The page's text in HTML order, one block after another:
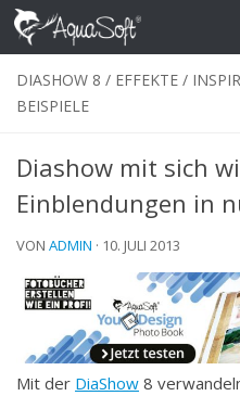
Skip to content
DIASHOW 8 / EFFEKTE /
BEISPIELE
Diashow mit sich
Einblendungen in
VON ADMIN · 10. JULI 2013
Mit der DiaShow 8